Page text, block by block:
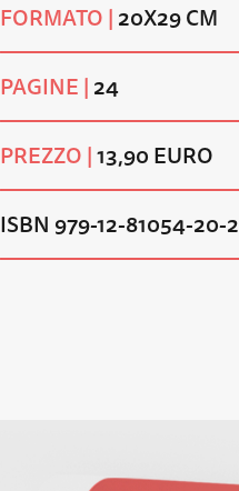
FORMATO | 20X29 CM
PAGINE | 24
PREZZO |13,90 EURO
ISBN 979-12-81054-20-2